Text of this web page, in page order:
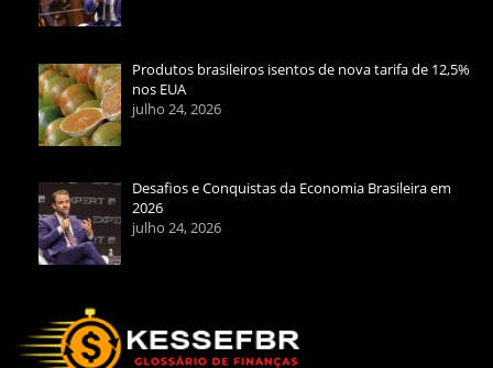
Produtos brasileiros isentos de nova tarifa de 12,5%
nos EUA
julho 24, 2026
Desafios e Conquistas da Economia Brasileira em
2026
julho 24, 2026